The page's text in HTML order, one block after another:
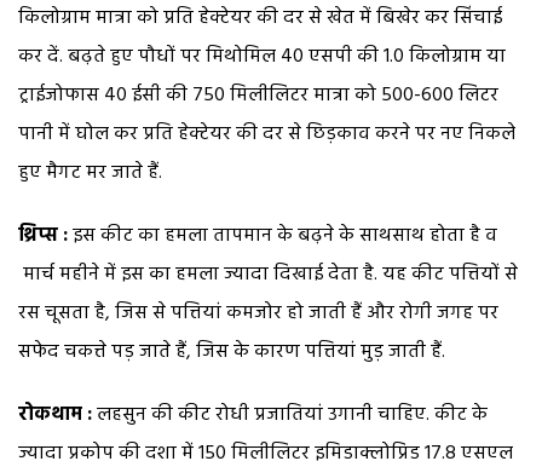
किलोग्राम मात्रा को प्रति हेक्टेयर की दर से खेत में बिखेर कर सिंचाई
कर दें. बढ़ते हुए पौधों पर मिथोमिल 40 एसपी की 1.0 किलोग्राम या
ट्राईजोफास 40 ईसी की 750 मिलीलिटर मात्रा को 500-600 लिटर
पानी में घोल कर प्रति हेक्टेयर की दर से छिड़काव करने पर नए निकले
हुए मैगट मर जाते हैं.
थ्रिप्स :इस कीट का हमला तापमान के बढ़ने के साथसाथ होता है व
मार्च महीने में इस का हमला ज्यादा दिखाई देता है. यह कीट पत्तियों से
रस चूसता है, जिस से पत्तियां कमजोर हो जाती हैं और रोगी जगह पर
सफेद चकत्ते पड़ जाते हैं, जिस के कारण पत्तियां मुड़ जाती हैं.
रोकथाम :लहसुन की कीट रोधी प्रजातियां उगानी चाहिए. कीट के
ज्यादा प्रकोप की दशा में 150 मिलीलिटर इमिडाक्लोप्रिड 17.8 एसएल